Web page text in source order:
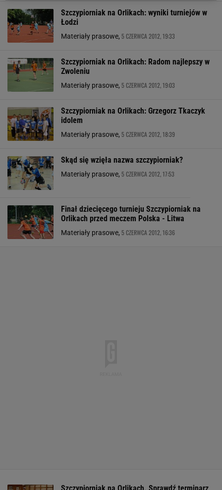
Szczypiorniak na Orlikach: wyniki turniejów w
Łodzi
Materiały prasowe, 5 CZERWCA 2012, 19:33
Szczypiorniak na Orlikach: Radom najlepszy w
Zwoleniu
Materiały prasowe, 5 CZERWCA 2012, 19:03
Szczypiorniak na Orlikach: Grzegorz Tkaczyk
idolem
Materiały prasowe, 5 CZERWCA 2012, 18:39
Skąd się wzięła nazwa szczypiorniak?
Materiały prasowe, 5 CZERWCA 2012, 17:53
Finał dziecięcego turnieju Szczypiorniak na
Orlikach przed meczem Polska - Litwa
Materiały prasowe, 5 CZERWCA 2012, 16:36